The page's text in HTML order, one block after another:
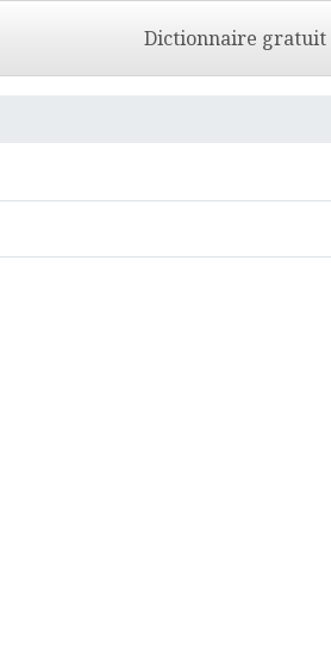
Dictionnaire gratuit